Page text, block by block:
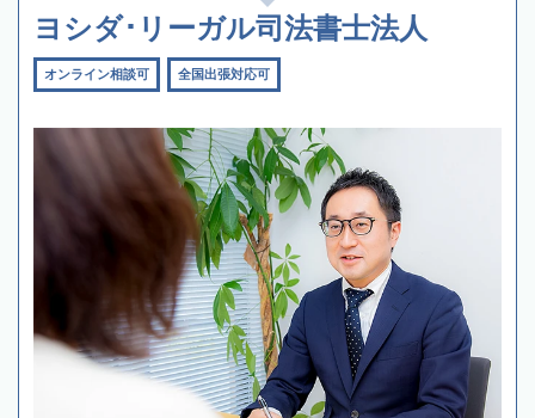
ヨシダ･リーガル司法書士法人
オンライン相談可 全国出張対応可